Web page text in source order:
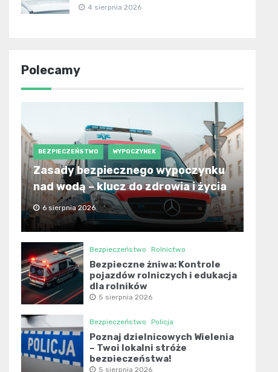
4 sierpnia 2026
Polecamy
BEZPIECZEŃSTWO WYPOCZYNEK
Zasady bezpiecznego wypoczynku
nad wodą – klucz do zdrowia i życia
6 sierpnia 2026
Bezpieczeństwo Rolnictwo
Bezpieczne żniwa: Kontrole
pojazdów rolniczych i edukacja
dla rolników
5 sierpnia 2026
Bezpieczeństwo Policja
Poznaj dzielnicowych Wielenia
– Twoi lokalni stróże
bezpieczeństwa!
5 sierpnia 2026